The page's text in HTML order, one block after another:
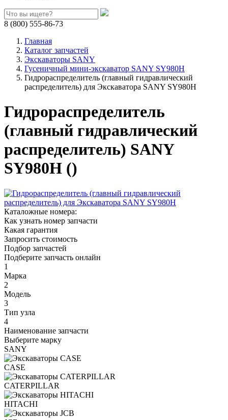
8 (800) 555-86-73
Главная
Каталог запчастей
Экскаваторы SANY
Гусеничный мини-экскаватор SANY SY980H
Гидрораспределитель (главный гидравлический
распределитель) для Экскаватора SANY SY980H
Гидрораспределитель
(главный гидравлический
распределитель) SANY
SY980H ()
Каталожные номера:
Как узнать номер запчасти
Какая гарантия
Запросить стоимость
Подбор запчастей
Подберите запчасть онлайн
1
Марка
2
Модель
3
Тип узла
4
Наименование запчасти
Выберите марку
SANY
CASE
CATERPILLAR
HITACHI